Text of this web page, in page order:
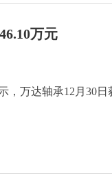
万元
，万达轴承12月30日